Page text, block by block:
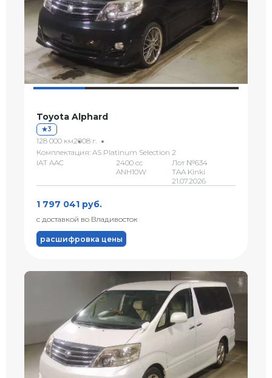
Toyota Alphard
3
128 000 км2008 г.
Комплектация: AS Platinum Selection 2
IAT AAC
2400 сс
ANH10W
Лот №634
TAA Kinki
21.07.2026
1 797 041 руб.
с доставкой во Владивосток
расшифровка цены